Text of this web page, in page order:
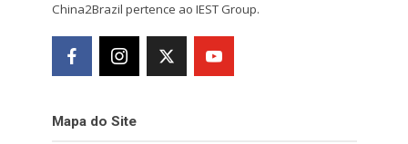
China2Brazil pertence ao IEST Group.
Mapa do Site